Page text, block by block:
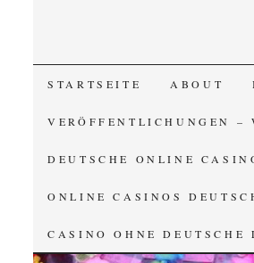
SKIP TO CONTENT
STARTSEITE ABOUT
VERÖFFENTLICHUNGEN
DEUTSCHE ONLINE
ONLINE CASINOS
CASINO OHNE DEUTSCHE